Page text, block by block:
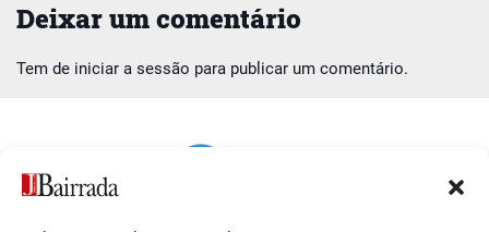
Deixar um comentário
Tem de iniciar a sessão para publicar um comentário.